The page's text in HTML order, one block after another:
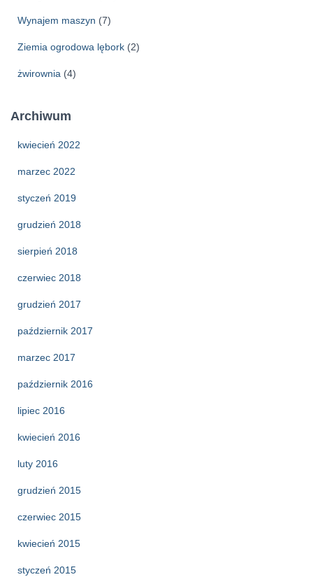
Wynajem maszyn (7)
Ziemia ogrodowa lębork (2)
żwirownia (4)
Archiwum
kwiecień 2022
marzec 2022
styczeń 2019
grudzień 2018
sierpień 2018
czerwiec 2018
grudzień 2017
październik 2017
marzec 2017
październik 2016
lipiec 2016
kwiecień 2016
luty 2016
grudzień 2015
czerwiec 2015
kwiecień 2015
styczeń 2015